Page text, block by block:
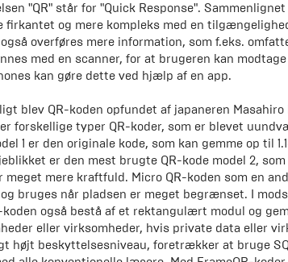
"QR" står for "Quick Response".
firkantet og mere kompleks med en
overføres mere information, som f.eks.
med en scanner, for at brugeren kan
kan gøre dette ved hjælp af en app.
blev QR-koden opfundet af japaneren Masahiro
forskellige typer QR-koder, som er blevet
1 er den originale kode, som kan gemme op til
er den mest brugte QR-kode model 2,
meget mere kraftfuld. Micro QR-koden som en
bruges når pladsen er meget begrænset. I
koden også bestå af et rektangulært modul og
eller virksomheder, hvis private data eller
højt beskyttelsesniveau, foretrækker at bruge